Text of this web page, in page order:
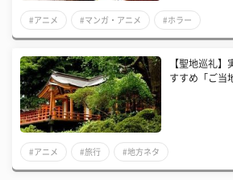
#アニメ #マンガ・アニメ #ホラー
【聖地巡礼】
すすめ「ご当
#アニメ #旅行 #地方ネタ